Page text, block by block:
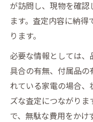
が訪問し、現物を確認
ます。査定内容に納
ります。
必要な情報としては
具合の有無、付属品
れている家電の場合
ズな査定につながりま
で、無駄な費用をかけ